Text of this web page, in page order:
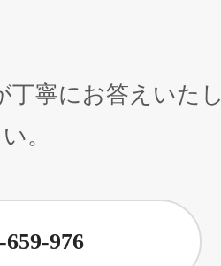
丁寧にお答えいたし
。
659-976